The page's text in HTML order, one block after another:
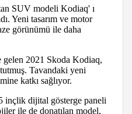
SUV modeli Kodiaq' ı
Yeni tasarım ve motor
görünümü ile daha
2021 Skoda Kodiaq,
Tavandaki yeni
katkı sağlıyor.
inçlik dijital gösterge paneli
ile de donatılan model,